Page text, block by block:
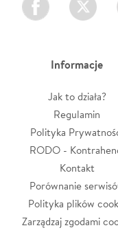
Informacje
Jak to działa?
Regulamin
Polityka
RODO -
Kontakt
Porównanie
Polityka plików
Zarządzaj zgodami